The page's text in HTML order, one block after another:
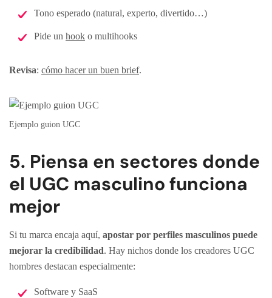
Tono esperado (natural, experto, divertido…)
Pide un hook o multihooks
Revisa: cómo hacer un buen brief.
Ejemplo guion UGC
5. Piensa en sectores donde
el UGC masculino funciona
mejor
Si tu marca encaja aquí, apostar por perfiles masculinos puede
mejorar la credibilidad. Hay nichos donde los creadores UGC
hombres destacan especialmente:
Software y SaaS